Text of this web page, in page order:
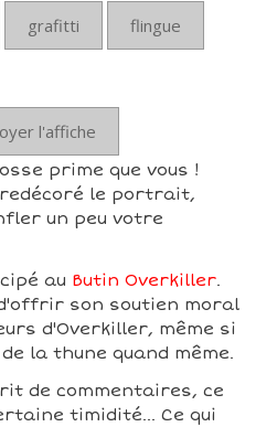
grafitti flingue
l'affiche
prime que vous !
redécoré le portrait,
un peu votre
au Butin Overkiller.
son soutien moral
d'Overkiller, même si
la thune quand même.
de commentaires, ce
timidité... Ce qui